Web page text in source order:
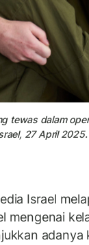
tewas dalam
27 April 2025.
Israel
mengenai
adanya